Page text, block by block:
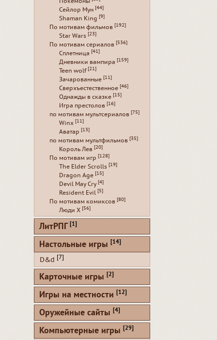
Сейлор Мун [44]
Shaman King [9]
По мотивам фильмов [192]
Star Wars [23]
По мотивам сериалов [536]
Сплетница [41]
Дневники вампира [159]
Teen wolf [21]
Зачарованные [11]
Сверхъестественное [46]
Однажды в сказке [15]
Игра престолов [16]
по мотивам мультсериалов [75]
Winx [11]
Аватар [13]
по мотивам мультфильмов [35]
Король Лев [20]
По мотивам игр [128]
The Elder Scrolls [19]
Dragon Age [15]
Devil May Cry [4]
Resident Evil [5]
По мотивам комиксов [80]
Люди Х [56]
ЛитРПГ [1]
Настольные игры [14]
D&d [7]
Карточные игры [2]
Игры на местности [12]
Оружейные сайты [4]
Компьютерные игры [29]